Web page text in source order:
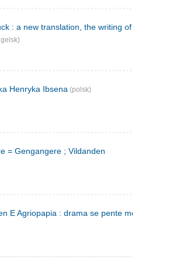
: a new translation, the writing of the play,
Henryka Ibsena (polsk)
= Gengangere ; Vildanden
E Agriopapia : drama se pente mere